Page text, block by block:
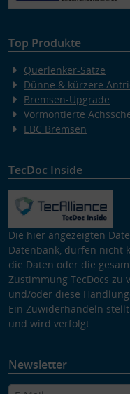
Top Produkte
Querlenker-Sätze
Dünne & kürzere
Bremsen-Upgrade
Vormontierte
EBC Bremsen
TecDoc Inside
Die hier angezeigten
Datenbank, dürfen nicht
die Daten oder die
Zustimmung TecDocs
und/oder diese
Ein Zuwiderhandeln
und wird verfolgt.
Newsletter